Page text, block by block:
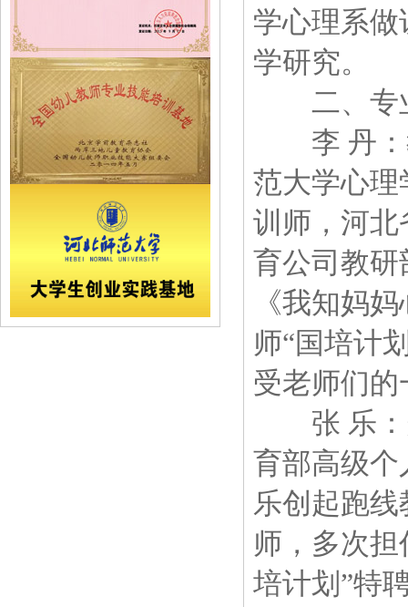
学心理系做
学研究。
二、专
李 丹：
范大学心理
训师，河北
育公司教研
《我知妈
师“国培计
受老师们
张 乐：
育部高级个
乐创起跑
师，多次担
培计划”特